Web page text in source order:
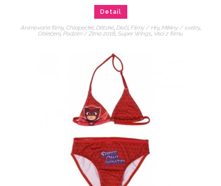
Detail
Animované filmy, Chlapecké, Dětské, Dívčí, Filmy / Hry, Mikiny / svetry,
Oblečení, Podzim / Zima 2018 Super Wings Veci z filmu